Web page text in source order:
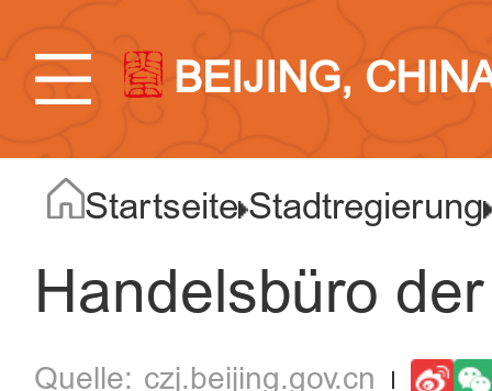
BEIJING,
Startseite Stadtregierung
Handelsbüro
czj.beijing.gov.cn